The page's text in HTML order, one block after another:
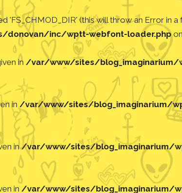
'FS_CHMOD_DIR' (this will throw an Error in a
inc/wptt-webfont-loader.php
in /var/www/sites/blog_imaginarium/
in /var/www/sites/blog_imaginarium/
in/var/www/sites/blog_imaginarium/
in /var/www/sites/blog_imaginarium/